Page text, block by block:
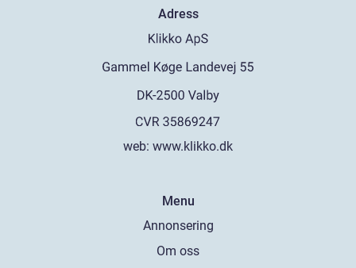
Adress
web: www.klikko.dk
Menu
Annonsering
Om oss